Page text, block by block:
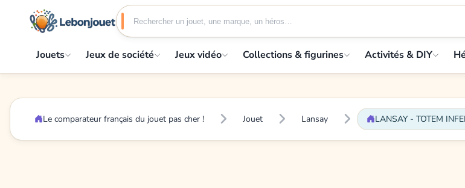
Jouets Jeux de société Jeux vidéo Collections & figurines Activités & DIY
Le comparateur français du jouet pas cher ! Jouet Lansay LANSAY - TOTEM